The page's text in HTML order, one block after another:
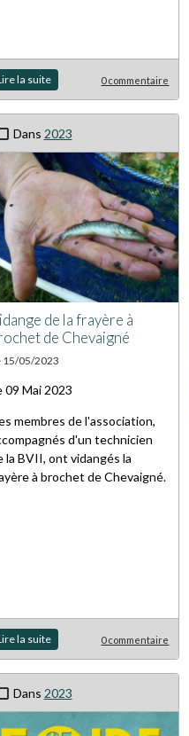
la suite 0 commentaire
Dans 2023
de la frayère à
de Chevaigné
15/05/2023
09 Mai 2023
membres de l'association,
d'un technicien
la BVII, ont vidangés la
à brochet de Chevaigné.
la suite 0 commentaire
Dans 2023